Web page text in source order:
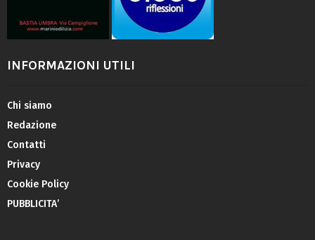
INFORMAZIONI UTILI
Chi siamo
Redazione
Contatti
Privacy
Cookie Policy
PUBBLICITA’